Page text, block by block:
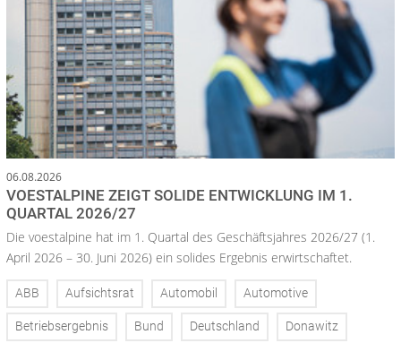
06.08.2026
VOESTALPINE ZEIGT SOLIDE ENTWICKLUNG IM 1.
QUARTAL 2026/27
Die voestalpine hat im 1. Quartal des Geschäftsjahres 2026/27 (1.
April 2026 – 30. Juni 2026) ein solides Ergebnis erwirtschaftet.
ABB Aufsichtsrat Automobil Automotive
Betriebsergebnis Bund Deutschland Donawitz